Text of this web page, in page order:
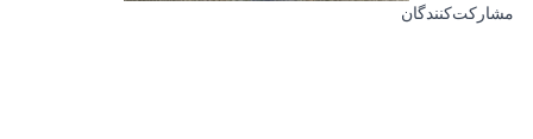
مشارکت‌کنندگان